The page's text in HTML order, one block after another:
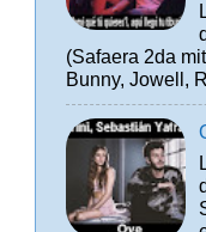
(Safaera 2da
Bunny, Jowell,